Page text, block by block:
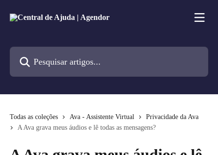
Todas as coleções Ava - Assistente Virtual
Privacidade da Ava
A Ava grava meus áudios e lê todas as mensagens?